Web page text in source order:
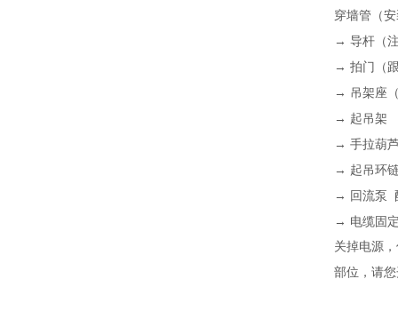
穿墙管（
→ 导杆（
→ 拍门（
→ 吊架座
→ 起吊架
→ 手拉葫
→ 起吊环
→ 回流泵
→ 电缆固
关掉电源
部位，请